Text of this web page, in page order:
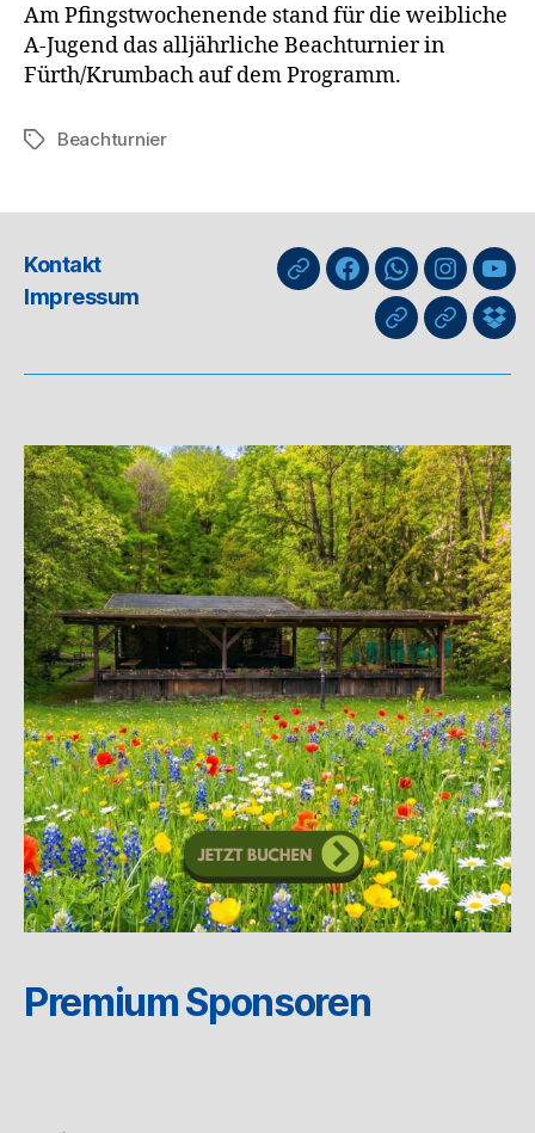
Am Pfingstwochenende stand für die weibliche
A-Jugend das alljährliche Beachturnier in
Fürth/Krumbach auf dem Programm.
Schlagwörter
Beachturnier
Kontakt
Impressum
nuLigaFacebookWhatsApp-
Kanal
GIPHYThreads
Premium Sponsoren